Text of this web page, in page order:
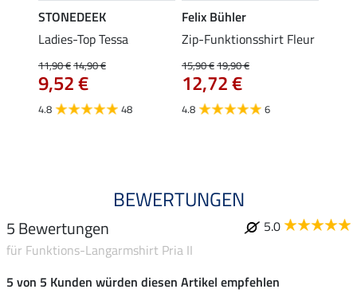
STONEDEEK
Ladies-Top Tessa
11,90 €14,90 €
9,52 €
4.8 48
Felix Bühler
Zip-Funktionsshirt Fleur
15,90 €19,90 €
12,72 €
4.8 6
BEWERTUNGEN
5 Bewertungen
5.0
für Funktions-Langarmshirt Pria II
5 von 5 Kunden würden diesen Artikel empfehlen